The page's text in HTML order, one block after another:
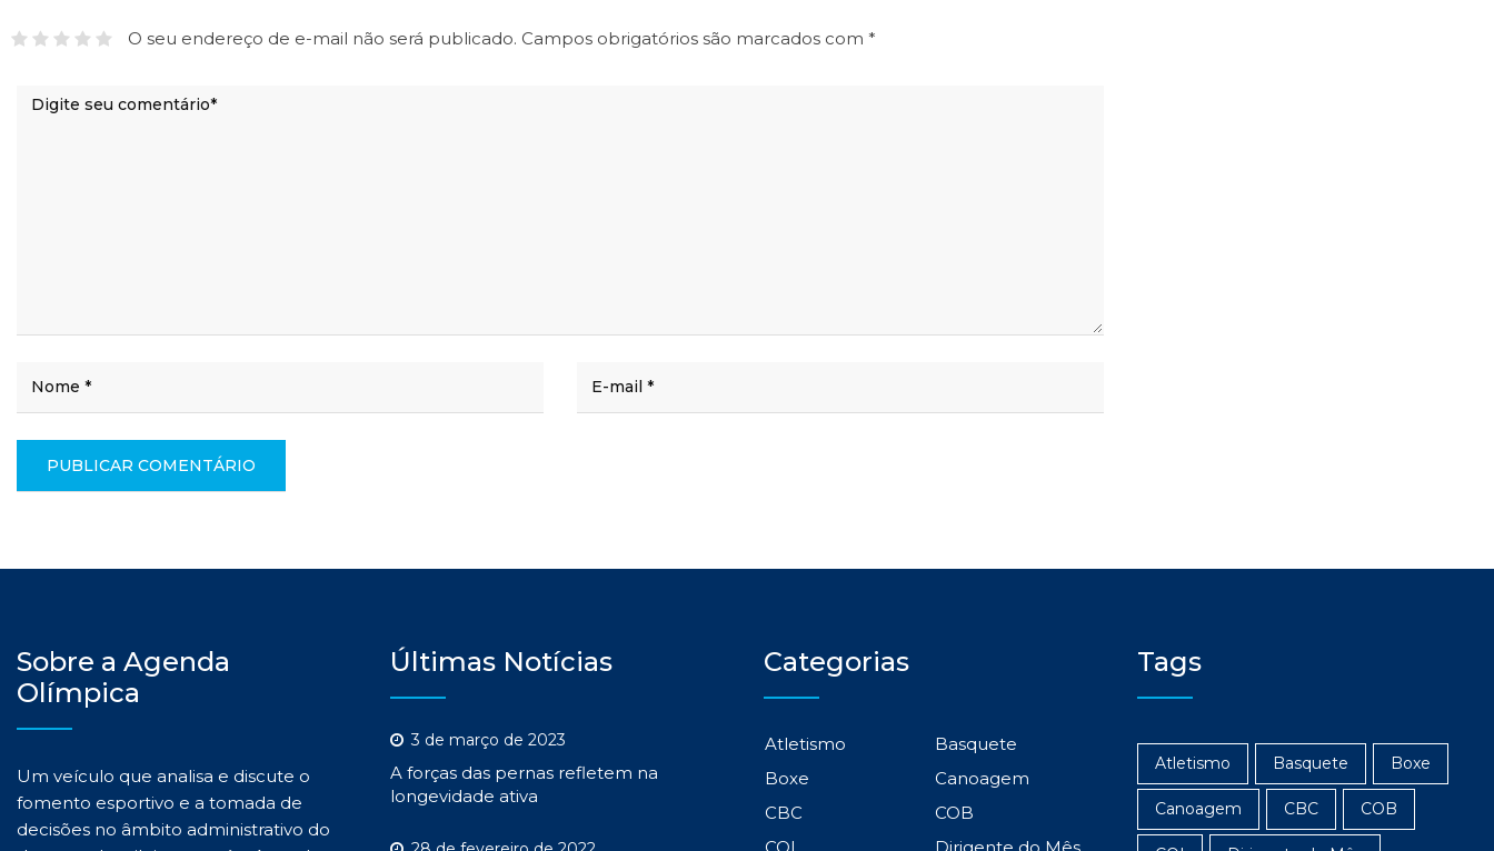
O seu endereço de e-mail não será publicado. Campos obrigatórios são marcados com *
Sobre a Agenda
Olímpica
Um veículo que analisa e discute o
fomento esportivo e a tomada de
decisões no âmbito administrativo do
Últimas Notícias
3 de março de 2023
A forças das pernas refletem na
longevidade ativa
Categorias
Atletismo
Basquete
Boxe
Canoagem
CBC
COB
COI
Dirigente do Mês
Tags
Atletismo Basquete Boxe
Canoagem CBC COB